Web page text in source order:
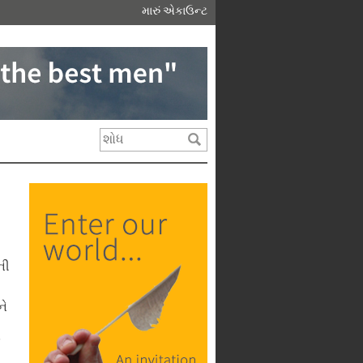
મારું એકાઉન્ટ